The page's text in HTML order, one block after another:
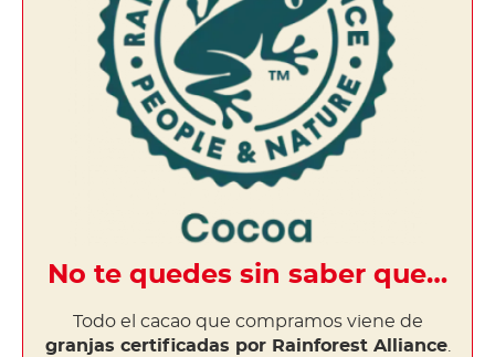
No te quedes sin saber que…
Todo el cacao que compramos viene de
granjas certificadas por Rainforest Alliance.